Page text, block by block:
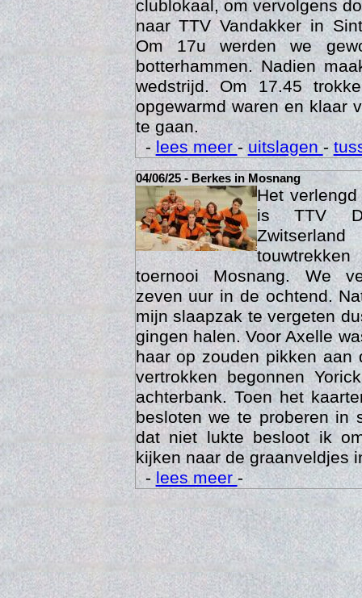
clublokaal, om vervolgens
naar TTV Vandakker in
Om 17u werden we
botterhammen. Nadien
wedstrijd. Om 17.45
opgewarmd waren en klaar
te gaan.
-lees meer-uitslagen-
04/06/25 - Berkes in Mosnang
Het
is TTV
toernooi Mosnang. We
zeven uur in de ochtend.
mijn slaapzak te vergeten
gingen halen. Voor Axelle
haar op zouden pikken aan
vertrokken begonnen
achterbank. Toen het
besloten we te proberen in
dat niet lukte besloot ik
kijken naar de graanveldjes
-lees meer-